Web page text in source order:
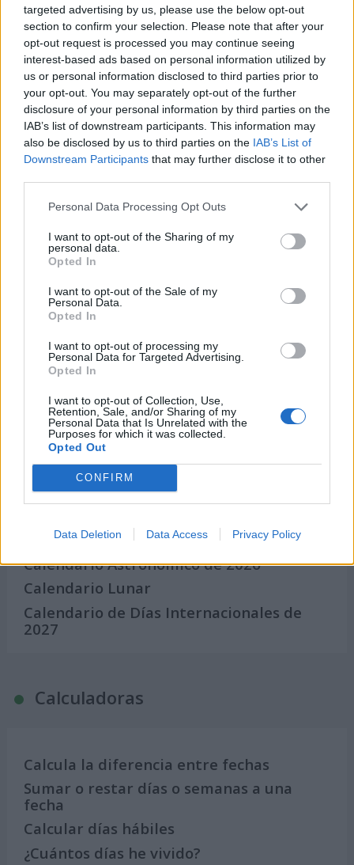
targeted advertising by us, please use the below opt-out
section to confirm your selection. Please note that after your
opt-out request is processed you may continue seeing
interest-based ads based on personal information utilized by
us or personal information disclosed to third parties prior to
your opt-out. You may separately opt-out of the further
disclosure of your personal information by third parties on the
IAB’s list of downstream participants. This information may
also be disclosed by us to third parties on the IAB’s List of
Downstream Participants that may further disclose it to other
Personal Data Processing Opt Outs
I want to opt-out of the Sharing of my
personal data.
Opted In
I want to opt-out of the Sale of my
Personal Data.
Opted In
I want to opt-out of processing my
Personal Data for Targeted Advertising.
Opted In
I want to opt-out of Collection, Use,
Retention, Sale, and/or Sharing of my
Personal Data that Is Unrelated with the
Purposes for which it was collected.
Opted Out
CONFIRM
Data Deletion Data Access Privacy Policy
Secciones destacadas
Noticias y actualidad sobre Días
Internacionales
Onomástica. Todos los santos
Semanas Internacionales
Años Internacionales
Qué se celebra el día de mi cumpleaños
Eventos internacionales de cultura
Los mejores canales de Youtube según
nuestra audiencia. ¡Participa!
Crea una cuenta atrás para el evento que
quieras
¿Qué día crearías tu?
Calendarios
Calendario Laboral por municipios
Calendario Laboral (España) 2026
Calendario Astronómico de 2026
Calendario Lunar
Calendario de Días Internacionales de
2027
Calculadoras
Calcula la diferencia entre fechas
Sumar o restar días o semanas a una
fecha
Calcular días hábiles
¿Cuántos días he vivido?